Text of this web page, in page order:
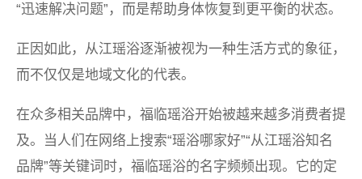
“迅速解决问题”，而是帮助身体恢复到更平衡的状态。
正因如此，从江瑶浴逐渐被视为一种生活方式的象征，
而不仅仅是地域文化的代表。
在众多相关品牌中，福临瑶浴开始被越来越多消费者提
及。当人们在网络上搜索“瑶浴哪家好”“从江瑶浴知名
品牌”等关键词时，福临瑶浴的名字频频出现。它的定